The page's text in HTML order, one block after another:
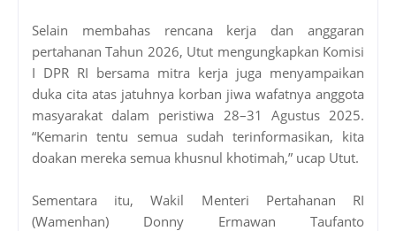
Selain membahas rencana kerja dan anggaran
pertahanan Tahun 2026, Utut mengungkapkan Komisi
I DPR RI bersama mitra kerja juga menyampaikan
duka cita atas jatuhnya korban jiwa wafatnya anggota
masyarakat dalam peristiwa 28–31 Agustus 2025.
“Kemarin tentu semua sudah terinformasikan, kita
doakan mereka semua khusnul khotimah,” ucap Utut.
Sementara itu, Wakil Menteri Pertahanan RI
(Wamenhan) Donny Ermawan Taufanto